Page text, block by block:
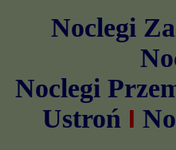
Noclegi
Noclegi
Ustroń I